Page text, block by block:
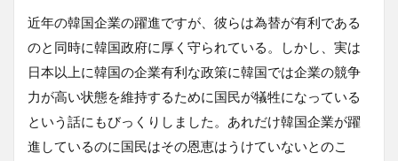
近年の韓国企業の躍進ですが、彼らは為替が有利である
のと同時に韓国政府に厚く守られている。しかし、実は
日本以上に韓国の企業有利な政策に韓国では企業の競争
力が高い状態を維持するために国民が犠牲になっている
という話にもびっくりしました。あれだけ韓国企業が躍
進しているのに国民はその恩恵はうけていないとのこ